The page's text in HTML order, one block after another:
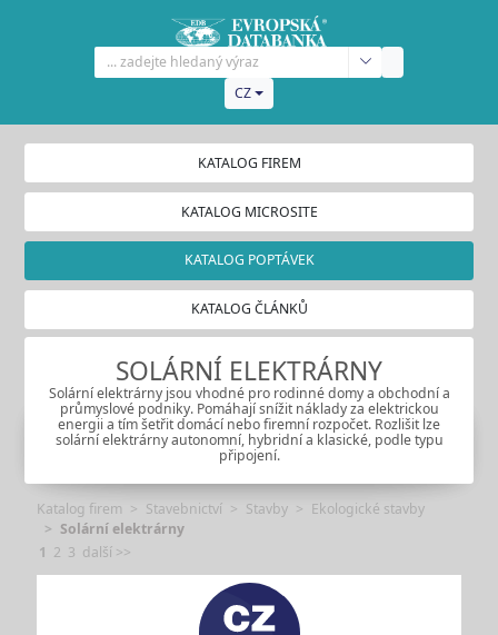
CZ
KATALOG FIREM
KATALOG MICROSITE
KATALOG POPTÁVEK
KATALOG ČLÁNKŮ
SOLÁRNÍ ELEKTRÁRNY
Solární elektrárny jsou vhodné pro rodinné domy a obchodní a
průmyslové podniky. Pomáhají snížit náklady za elektrickou
energii a tím šetřit domácí nebo firemní rozpočet. Rozlišit lze
solární elektrárny autonomní, hybridní a klasické, podle typu
připojení.
Katalog firem Stavebnictví Stavby
Ekologické stavby
Solární elektrárny
1 2 3 další >>